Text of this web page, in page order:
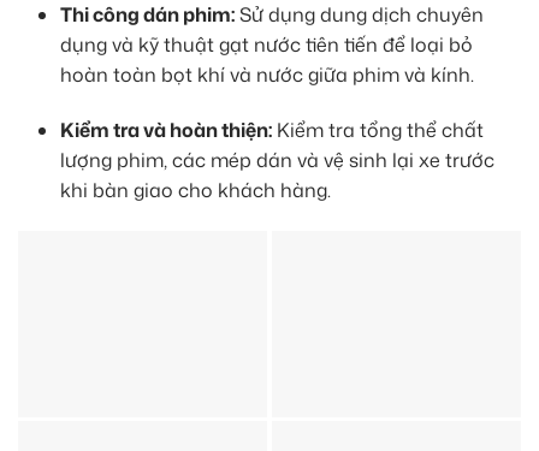
Thi công dán phim:Sử dụng dung dịch chuyên
dụng và kỹ thuật gạt nước tiên tiến để loại bỏ
hoàn toàn bọt khí và nước giữa phim và kính.
Kiểm tra và hoàn thiện: Kiểm tra tổng thể chất
lượng phim, các mép dán và vệ sinh lại xe trước
khi bàn giao cho khách hàng.